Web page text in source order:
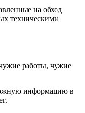
на обход
техническими
работы, чужие
информацию в